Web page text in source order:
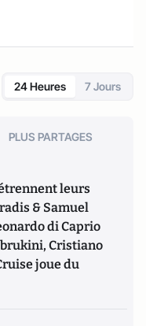
24 Heures 7 Jours
PLUS PARTAGES
leurs
& Samuel
di Caprio
Cristiano
joue du